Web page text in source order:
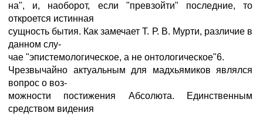
на", и, наоборот, если "превзойти" последние, то
откроется истинная
сущность бытия. Как замечает Т. Р. В. Мурти, различие в
данном слу-
чае "эпистемологическое, а не онтологическое"6.
Чрезвычайно актуальным для мадхьямиков являлся
вопрос о воз-
можности постижения Абсолюта. Единственным
средством видения